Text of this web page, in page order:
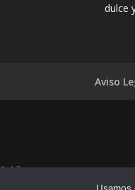
dulce
Aviso
1.4.2